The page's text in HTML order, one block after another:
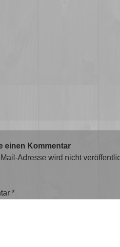
einen Kommentar
Adresse wird nicht
*